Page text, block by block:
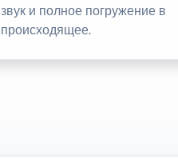
звук и полное погружение в
происходящее.